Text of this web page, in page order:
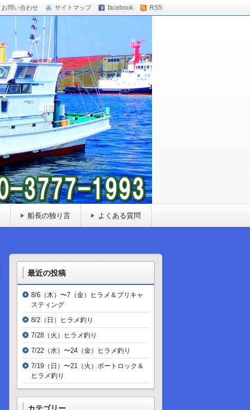
お問い合わせ サイトマップ facebook RSS
船長の独り言 よくある質問
最近の投稿
8/6（木）〜7（金）ヒラメ＆ブリキャ
スティング
8/2（日）ヒラメ釣り
7/28（火）ヒラメ釣り
7/22（水）〜24（金）ヒラメ釣り
7/19（日）〜21（火）ボートロック＆
ヒラメ釣り
カテゴリー